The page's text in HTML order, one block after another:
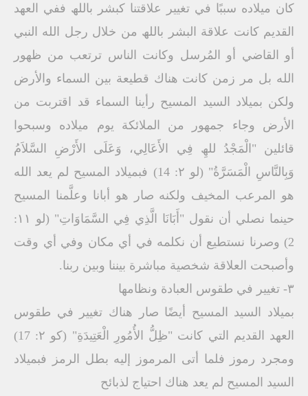
كان میلاده سببًا في تغییر علاقتنا كبشر باﻟﻠﮫ ففي العھد
القدیم كانت علاقة البشر باﻟﻠﮫ من خلال رجل الله النبي
أو القاضي أو المُرسل وكانت الناس ترتعب من ظھور
الله بل مر زمن كانت ھناك قطیعة بین السماء والأرض
ولكن بمیلاد السید المسیح رأینا السماء قد اقتربت من
الأرض وجاء جمھور من الملائكة یوم میلاده وسبحوا
قائلین "الْمَجْدُ ﻟﻠﮫِ فِي الأَعَالِي، وَعَلَى الأَرْضِ السَّلاَمُ
وَبِالنَّاسِ الْمَسَرَّةُ" (لو ۲: 14) فبمیلاد المسیح لم یعد الله
ھو المرعب المخیف ولكنه صار ھو أبانا وعلَّمنا المسیح
حینما نصلي أن نقول "أَبَانَا الَّذِي فِي السَّمَاوَاتِ" (لو ۱۱:
2) وصرنا نستطیع أن نكلمه في أي مكان وفي أي وقت
وأصبحت العلاقة شخصیة مباشرة بیننا وبین ربنا.
۳- تغییر في طقوس العبادة ونظامھا
بمیلاد السید المسیح أیضًا صار ھناك تغییر في طقوس
العھد القدیم التي كانت "ظِلُّ الأُمُورِ الْعَتِیدَةِ" (كو ۲: 17)
ومجرد رموز فلما أتى المرموز إلیه بطل الرمز فبمیلاد
السید المسیح لم یعد ھناك احتیاج لذبائح